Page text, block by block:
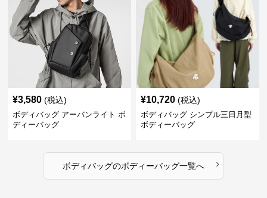
¥3,580 (税込)
ボディバッグ アーバンライト ボ
ディーバッグ
¥10,720 (税込)
ボディバッグ シンプル三日月型
ボディーバッグ
ボディバッグのボディーバッグ一覧へ ›